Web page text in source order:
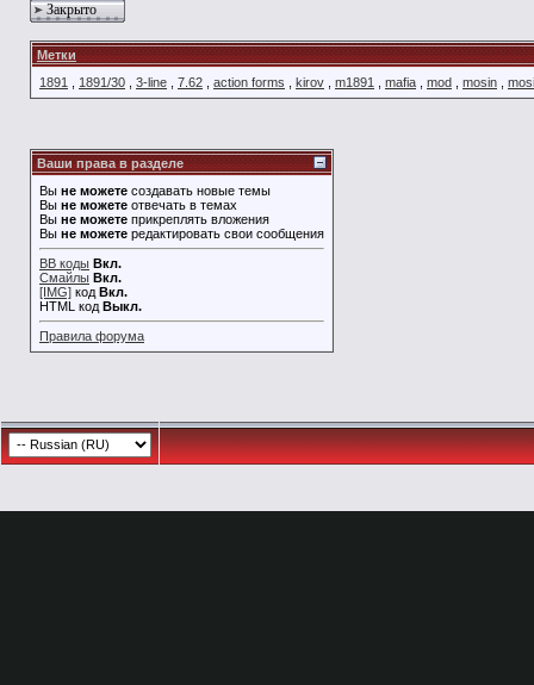
Закрыто
Метки
1891
1891/30 3-line 7.62 action forms kirov m1891 mafia mod mosin
Ваши права в разделе
Вы не можете создавать новые темы
Вы не можете отвечать в темах
Вы не можете прикреплять вложения
Вы не можете редактировать свои сообщения
BB коды Вкл.
Смайлы Вкл.
[IMG] код Вкл.
HTML код Выкл.
Правила форума